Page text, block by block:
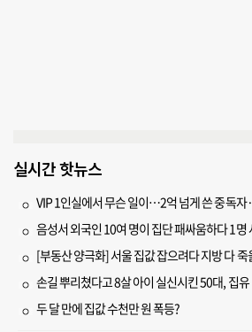
실시간 핫뉴스
VIP 1인실에서 무슨 일이…2억 넘게 쓴 중독자
음성서 외국인 10여 명이 집단 패싸움하다 1명
[부동산 양극화] 서울 집값 잡으려다 지방 다
손길 뿌리쳤다고 8살 아이 실신시킨 50대, 집유
두 달 만에 집값 수천만 원 폭등?